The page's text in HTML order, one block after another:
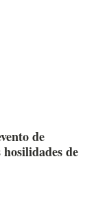
de
de